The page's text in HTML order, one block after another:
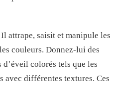
attrape, saisit et manipule les
couleurs. Donnez-lui des
colorés tels que les
avec différentes textures. Ces